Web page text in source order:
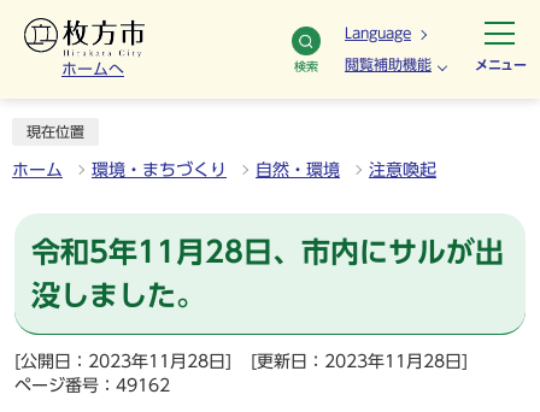
ホームへ 検索
Language
閲覧補助機能 メニュー
現在位置
ホーム 環境・まちづくり 自然・環境 注意喚起
令和5年11月28日、市内にサルが出
没しました。
[公開日：2023年11月28日]
[更新日：2023年11月28日]
ページ番号：49162